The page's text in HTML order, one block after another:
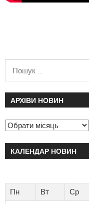
АРХІВИ НОВИН
КАЛЕНДАР НОВИН
Пн
Вт Ср